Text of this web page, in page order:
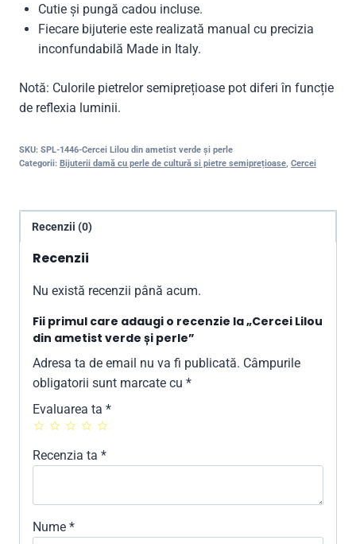
Cutie și pungă cadou incluse.
Fiecare bijuterie este realizată manual cu precizia
inconfundabilă Made in Italy.
Notă: Culorile pietrelor semiprețioase pot diferi în funcție
de reflexia luminii.
SKU: SPL-1446-Cercei Lilou din ametist verde și perle
Categorii: Bijuterii damă cu perle de cultură si pietre semiprețioase, Cercei
Recenzii (0)
Recenzii
Nu există recenzii până acum.
Fii primul care adaugi o recenzie la „Cercei Lilou
din ametist verde și perle”
Adresa ta de email nu va fi publicată. Câmpurile
obligatorii sunt marcate cu *
Evaluarea ta *
Recenzia ta *
Nume *